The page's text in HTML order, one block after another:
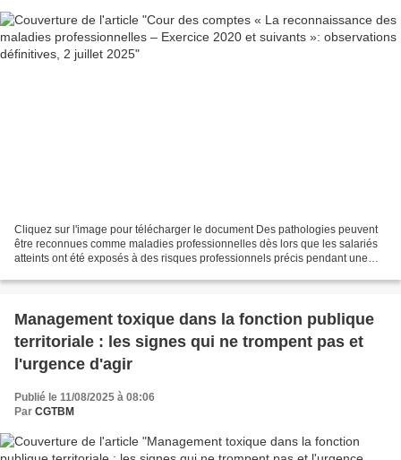
Cliquez sur l'image pour télécharger le document Des pathologies peuvent
être reconnues comme maladies professionnelles dès lors que les salariés
atteints ont été exposés à des risques professionnels précis pendant une
Management toxique dans la fonction publique
territoriale : les signes qui ne trompent pas et
l'urgence d'agir
Publié le 11/08/2025 à 08:06
Par CGTBM